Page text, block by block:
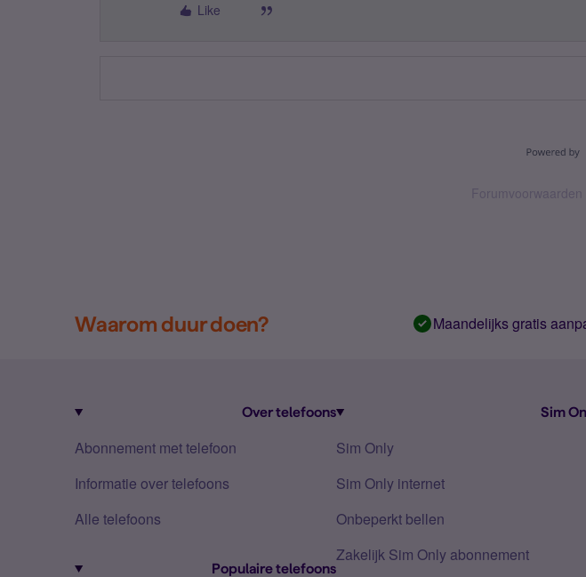
Like
Forumvoorwaarden
Waarom duur doen? Maandelijks gratis
Over telefoons
Abonnement met telefoon
Informatie over telefoons
Alle telefoons
Populaire telefoons
Sim
Sim Only
Sim Only internet
Onbeperkt bellen
Zakelijk Sim Only abonnement